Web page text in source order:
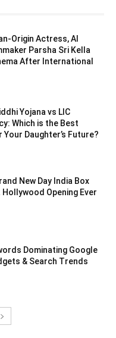
Origin Actress, AI
Parsha Sri Kella
After International
Yojana vs LIC
Which is the Best
Daughter’s Future?
New Day India Box
Opening Ever
Dominating Google
& Search Trends